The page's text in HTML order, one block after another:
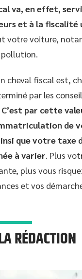
va, en effet,
et à la fiscalité
votre voiture,
pollution.
cheval fiscal est,
par les
C’est par cette
de
que votre taxe
à varier. Plus
plus vous
et vos
RÉDACTION